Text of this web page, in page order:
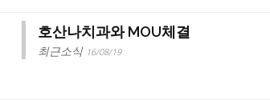
호산나치과와 MOU체결
최근소식 16/08/19